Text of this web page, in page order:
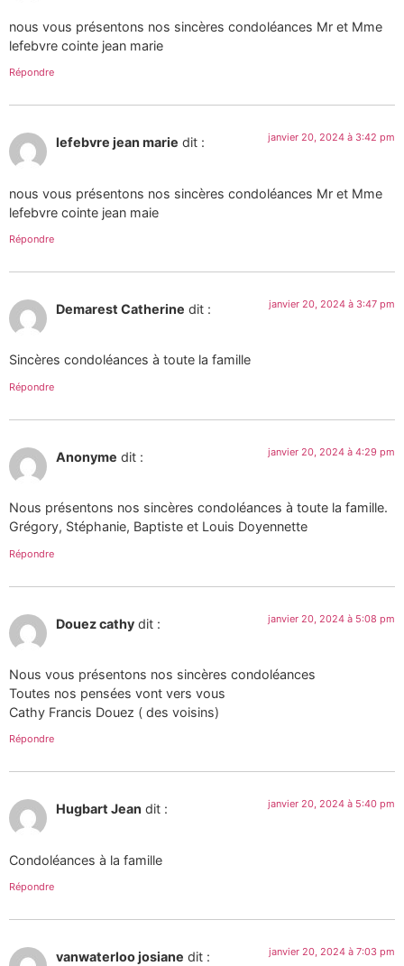
nous vous présentons nos sincères condoléances Mr et Mme
lefebvre cointe jean marie
Répondre
lefebvre jean marie dit : janvier 20, 2024 à 3:42 pm
nous vous présentons nos sincères condoléances Mr et Mme
lefebvre cointe jean maie
Répondre
Demarest Catherine dit : janvier 20, 2024 à 3:47 pm
Sincères condoléances à toute la famille
Répondre
Anonyme dit : janvier 20, 2024 à 4:29 pm
Nous présentons nos sincères condoléances à toute la famille.
Grégory, Stéphanie, Baptiste et Louis Doyennette
Répondre
Douez cathy dit : janvier 20, 2024 à 5:08 pm
Nous vous présentons nos sincères condoléances
Toutes nos pensées vont vers vous
Cathy Francis Douez ( des voisins)
Répondre
Hugbart Jean dit : janvier 20, 2024 à 5:40 pm
Condoléances à la famille
Répondre
vanwaterloo josiane dit : janvier 20, 2024 à 7:03 pm